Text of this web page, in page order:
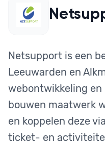
Netsupport is een
Leeuwarden en
webontwikkeling en
bouwen maatwerk
en koppelen deze
ticket- en